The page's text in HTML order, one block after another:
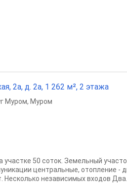
2а, д. 2а, 1 262 м², 2 этажа
Муром, Муром
50 соток. Земельный
центральные, отопление -
независимых входов Два...